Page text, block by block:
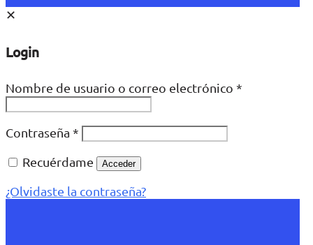
✕
Login
Nombre de usuario o correo electrónico *
Contraseña *
Recuérdame
Acceder
¿Olvidaste la contraseña?